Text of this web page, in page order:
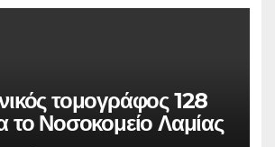
τομογράφος 128
το Νοσοκομείο Λαμίας